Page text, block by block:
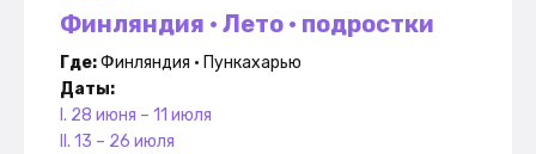
Финляндия • Лето • подростки
Где:Финляндия • Пункахарью
Даты:
I. 28 июня – 11 июля
II. 13 – 26 июля